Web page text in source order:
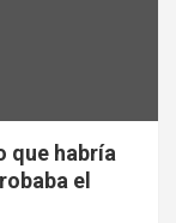
que habría
el